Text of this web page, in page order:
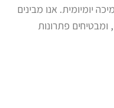
יומיומית. אנו מבינים
פתרונות